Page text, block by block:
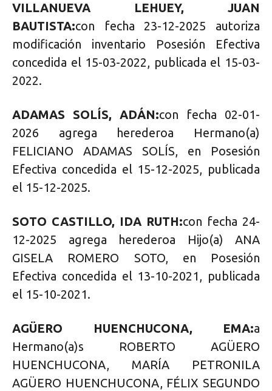
VILLANUEVA LEHUEY, JUAN
BAUTISTA:con fecha 23-12-2025 autoriza
modificación inventario Posesión Efectiva
concedida el 15-03-2022, publicada el 15-03-
2022.
ADAMAS SOLÍS, ADÁN:con fecha 02-01-
2026 agrega herederoa Hermano(a)
FELICIANO ADAMAS SOLÍS, en Posesión
Efectiva concedida el 15-12-2025, publicada
el 15-12-2025.
SOTO CASTILLO, IDA RUTH:con fecha 24-
12-2025 agrega herederoa Hijo(a) ANA
GISELA ROMERO SOTO, en Posesión
Efectiva concedida el 13-10-2021, publicada
el 15-10-2021.
AGÜERO HUENCHUCONA, EMA:a
Hermano(a)s ROBERTO AGÜERO
HUENCHUCONA, MARÍA PETRONILA
AGÜERO HUENCHUCONA, FÉLIX SEGUNDO